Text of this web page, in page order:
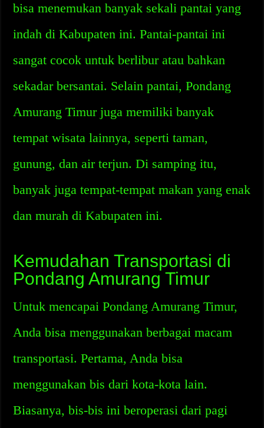
bisa menemukan banyak sekali pantai yang
indah di Kabupaten ini. Pantai-pantai ini
sangat cocok untuk berlibur atau bahkan
sekadar bersantai. Selain pantai, Pondang
Amurang Timur juga memiliki banyak
tempat wisata lainnya, seperti taman,
gunung, dan air terjun. Di samping itu,
banyak juga tempat-tempat makan yang enak
dan murah di Kabupaten ini.
Kemudahan Transportasi di
Pondang Amurang Timur
Untuk mencapai Pondang Amurang Timur,
Anda bisa menggunakan berbagai macam
transportasi. Pertama, Anda bisa
menggunakan bis dari kota-kota lain.
Biasanya, bis-bis ini beroperasi dari pagi